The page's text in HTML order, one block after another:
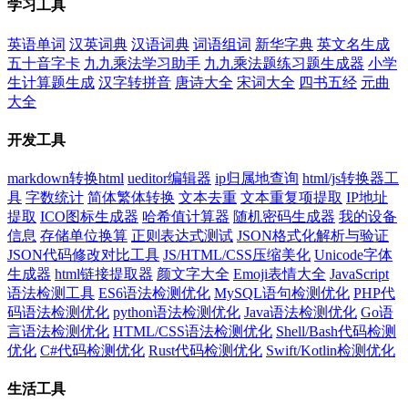
学习工具
英语单词 汉英词典 汉语词典 词语组词 新华字典 英文名生成
五十音字卡 九九乘法学习助手 九九乘法题练习题生成器 小学
生计算题生成 汉字转拼音 唐诗大全 宋词大全 四书五经 元曲
大全
开发工具
markdown转换html ueditor编辑器 ip归属地查询 html/js转换器工
具 字数统计 简体繁体转换 文本去重 文本重复项提取 IP地址
提取 ICO图标生成器 哈希值计算器 随机密码生成器 我的设备
信息 存储单位换算 正则表达式测试 JSON格式化解析与验证
JSON代码修改对比工具 JS/HTML/CSS压缩美化 Unicode字体
生成器 html链接提取器 颜文字大全 Emoji表情大全 JavaScript
语法检测工具 ES6语法检测优化 MySQL语句检测优化 PHP代
码语法检测优化 python语法检测优化 Java语法检测优化 Go语
言语法检测优化 HTML/CSS语法检测优化 Shell/Bash代码检测
优化 C#代码检测优化 Rust代码检测优化 Swift/Kotlin检测优化
生活工具